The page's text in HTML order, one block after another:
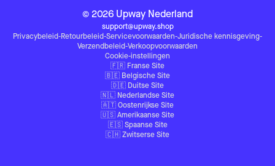
© 2026 Upway Nederland
support@upway.shop
Privacybeleid-Retourbeleid-Servicevoorwaarden-Juridische kennisgeving-
Verzendbeleid-Verkoopvoorwaarden
Cookie-instellingen
🇫🇷 Franse Site
🇧🇪 Belgische Site
🇩🇪 Duitse Site
🇳🇱 Nederlandse Site
🇦🇹 Oostenrijkse Site
🇺🇸 Amerikaanse Site
🇪🇸 Spaanse Site
🇨🇭 Zwitserse Site